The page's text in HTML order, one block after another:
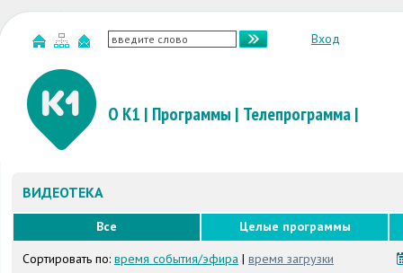
Вход
О К1 | Программы | Телепрограмма|
ВИДЕОТЕКА
Все
Целые программы
Сортировать по: время события/эфира | время загрузки